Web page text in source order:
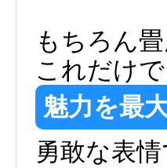
もちろん
これだけ
魅力を最
勇敢な表